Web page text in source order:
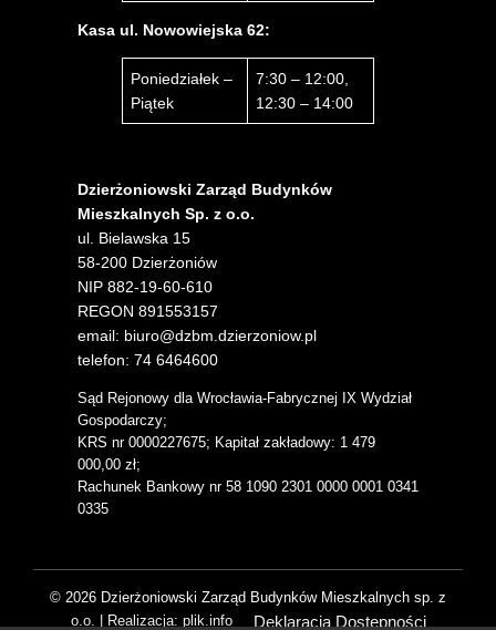
Kasa ul. Nowowiejska 62:
Poniedziałek –
Piątek
7:30 – 12:00,
12:30 – 14:00
Dzierżoniowski Zarząd Budynków
Mieszkalnych Sp. z o.o.
ul. Bielawska 15
58-200 Dzierżoniów
NIP 882-19-60-610
REGON 891553157
email: biuro@dzbm.dzierzoniow.pl
telefon: 74 6464600
Sąd Rejonowy dla Wrocławia-Fabrycznej IX Wydział
Gospodarczy;
KRS nr 0000227675; Kapitał zakładowy: 1 479
000,00 zł;
Rachunek Bankowy nr 58 1090 2301 0000 0001 0341
0335
© 2026 Dzierżoniowski Zarząd Budynków Mieszkalnych sp. z
o.o. | Realizacja: plik.info
Deklaracja Dostępności